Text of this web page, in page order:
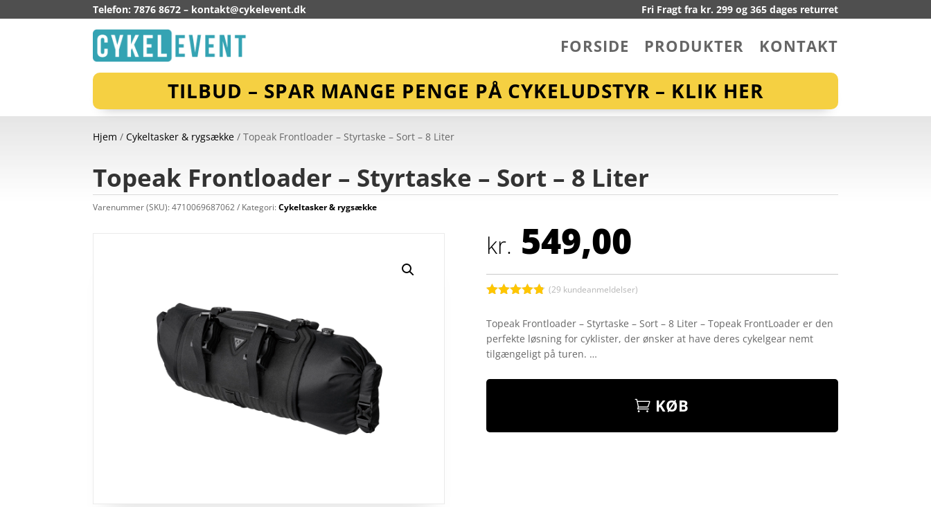
Telefon: 7876 8672 – kontakt@cykelevent.dk Fri Fragt fra kr. 299 og 365 dages returret
FORSIDE PRODUKTER KONTAKT
TILBUD – SPAR MANGE PENGE PÅ CYKELUDSTYR – KLIK HER
Hjem /Cykeltasker & rygsække / Topeak Frontloader – Styrtaske – Sort – 8 Liter
Topeak Frontloader – Styrtaske – Sort – 8 Liter
Varenummer (SKU):4710069687062 Kategori:Cykeltasker & rygsække
kr. 549,00
ud af 5
baseret på
kundebedøm
melser
(29 kundeanmeldelser)
Topeak Frontloader – Styrtaske – Sort – 8 Liter – Topeak FrontLoader er den
perfekte løsning for cyklister, der ønsker at have deres cykelgear nemt
tilgængeligt på turen. …
KØB